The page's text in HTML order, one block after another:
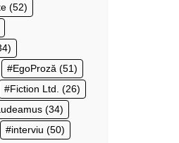
(52)
EgoProză (51)
Fiction Ltd. (26)
(34)
interviu (50)